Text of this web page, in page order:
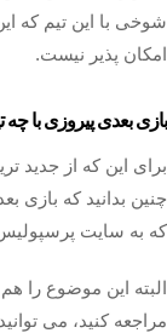
شوخی با این تیم که
امکان‌ پذیر نیست.
بازی بعدی پیروزی با
برای این که از جدید
چنین بدانید که بازی
که به سایت
البته این موضوع را هم
مراجعه کنید، می‌